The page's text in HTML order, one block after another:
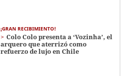
¡GRAN RECIBIMIENTO!
Colo Colo presenta a ‘Vozinha’, el
arquero que aterrizó como
refuerzo de lujo en Chile